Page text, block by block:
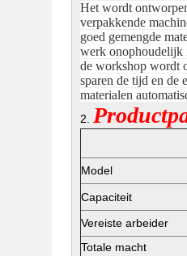
Het wordt
verpakkende
goed gemengde
werk onophoudelijk
de workshop wordt
sparen de tijd en de
materialen
2.
Model
Capaciteit
Vereiste arbeider
Totale macht